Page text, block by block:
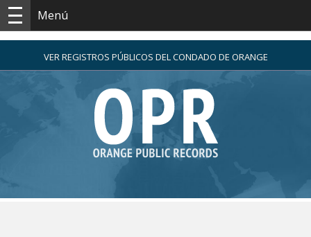
Menú
VER REGISTROS PÚBLICOS DEL CONDADO DE ORANGE